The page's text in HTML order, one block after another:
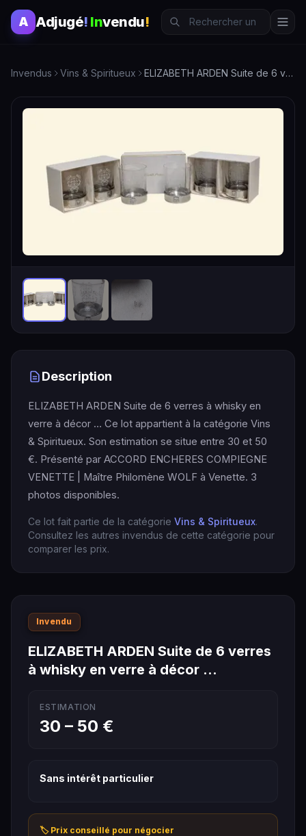
A Adjugé! Invendu!
Invendus Vins & Spiritueux ELIZABETH ARDEN Suite de 6 verres à whisky en verre à décor …
Description
ELIZABETH ARDEN Suite de 6 verres à whisky en
verre à décor … Ce lot appartient à la catégorie Vins
& Spiritueux. Son estimation se situe entre 30 et 50
€. Présenté par ACCORD ENCHERES COMPIEGNE
VENETTE | Maître Philomène WOLF à Venette. 3
photos disponibles.
Ce lot fait partie de la catégorie Vins & Spiritueux.
Consultez les autres invendus de cette catégorie pour
comparer les prix.
Invendu
ELIZABETH ARDEN Suite de 6 verres
à whisky en verre à décor …
ESTIMATION
30 – 50 €
Sans intérêt particulier
🏷️ Prix conseillé pour négocier